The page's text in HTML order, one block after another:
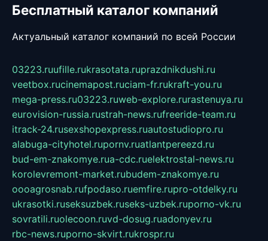
Бесплатный каталог компаний
Актуальный каталог компаний по всей России
03223.ruufille.rukrasotata.ruprazdnikdushi.ru
veetbox.rucinemapost.ruciam-fr.rukraft-you.ru
mega-press.ru03223.ruweb-explore.rurastenuya.ru
eurovision-russia.rustrah-news.rufreeride-team.ru
itrack-24.rusexshopexpress.ruautostudiopro.ru
alabuga-cityhotel.rupornv.ruatlantpereezd.ru
bud-em-znakomye.rua-cdc.ruelektrostal-news.ru
korolevremont-market.rubudem-znakomye.ru
oooagrosnab.rufpodaso.ruemfire.rupro-otdelky.ru
ukrasotki.ruseksuzbek.ruseks-uzbek.ruporno-vk.ru
sovratili.ruolecoon.ruvd-dosug.ruadonyev.ru
rbc-news.ruporno-skvirt.rukrospr.ru